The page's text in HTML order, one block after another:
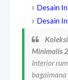
Desain
Desain
Minimalis
Interior
bagaimana